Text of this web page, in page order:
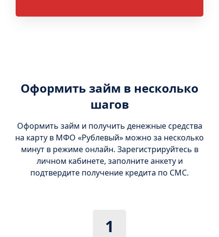
Оформить займ в несколько
шагов
Оформить займ и получить денежные средства
на карту в МФО «Рублевый» можно за несколько
минут в режиме онлайн. Зарегистрируйтесь в
личном кабинете, заполните анкету и
подтвердите получение кредита по СМС.
1